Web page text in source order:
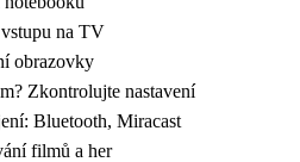
na TV
obrazovky
Zkontrolujte nastavení
Bluetooth, Miracast
filmů a her